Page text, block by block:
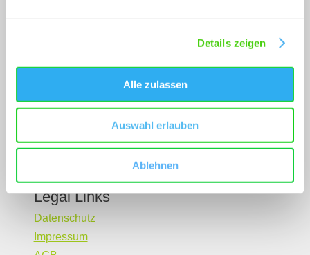
Details zeigen
Alle zulassen
Auswahl erlauben
Ablehnen
Buchen
Wonnegau Erlebnisshop
Prospektbestellung
Unterkunft buchen
Service
Gastgeber - Login
Legal Links
Datenschutz
Impressum